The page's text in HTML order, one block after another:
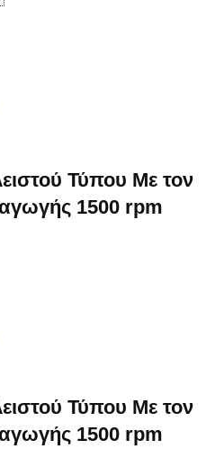
Τύπου Με τον
1500 rpm
Τύπου Με τον
1500 rpm